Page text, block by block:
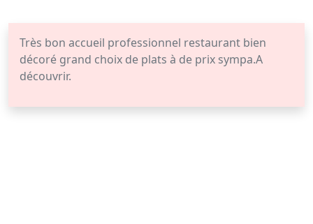
Très bon accueil professionnel restaurant bien
décoré grand choix de plats à de prix sympa.A
découvrir.